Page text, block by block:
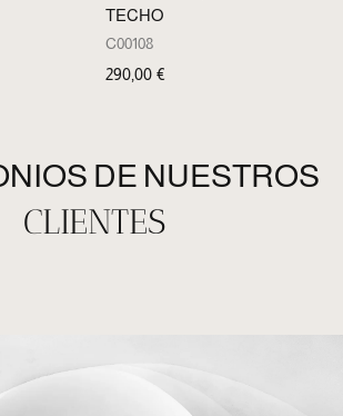
TECHO
C00108
290,00 €
DE NUESTROS
CLIENTES